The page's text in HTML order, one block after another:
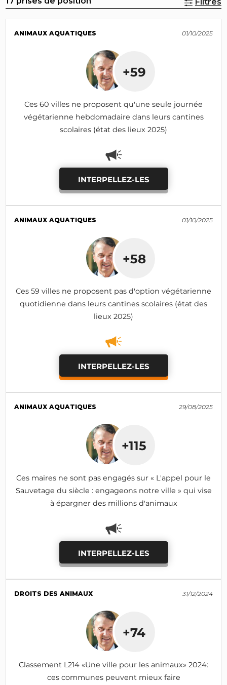
ANIMAUX AQUATIQUES 01/10/2025
+59
Ces 60 villes ne proposent qu'une seule journée
végétarienne hebdomadaire dans leurs cantines
scolaires (état des lieux 2025)
INTERPELLEZ-LES
ANIMAUX AQUATIQUES 01/10/2025
+58
Ces 59 villes ne proposent pas d'option végétarienne
quotidienne dans leurs cantines scolaires (état des
lieux 2025)
INTERPELLEZ-LES
ANIMAUX AQUATIQUES 29/08/2025
+115
Ces maires ne sont pas engagés sur « L'appel pour le
Sauvetage du siècle : engageons notre ville » qui vise
à épargner des millions d'animaux
INTERPELLEZ-LES
DROITS DES ANIMAUX 31/12/2024
+74
Classement L214 «Une ville pour les animaux» 2024:
ces communes peuvent mieux faire